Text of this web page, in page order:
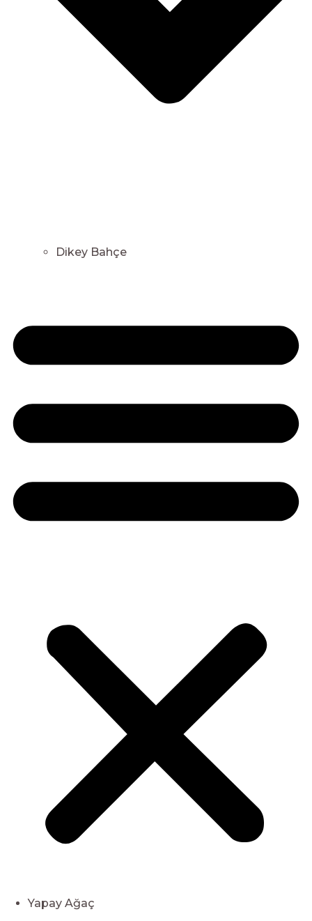
Dikey Bahçe
Yapay Ağaç